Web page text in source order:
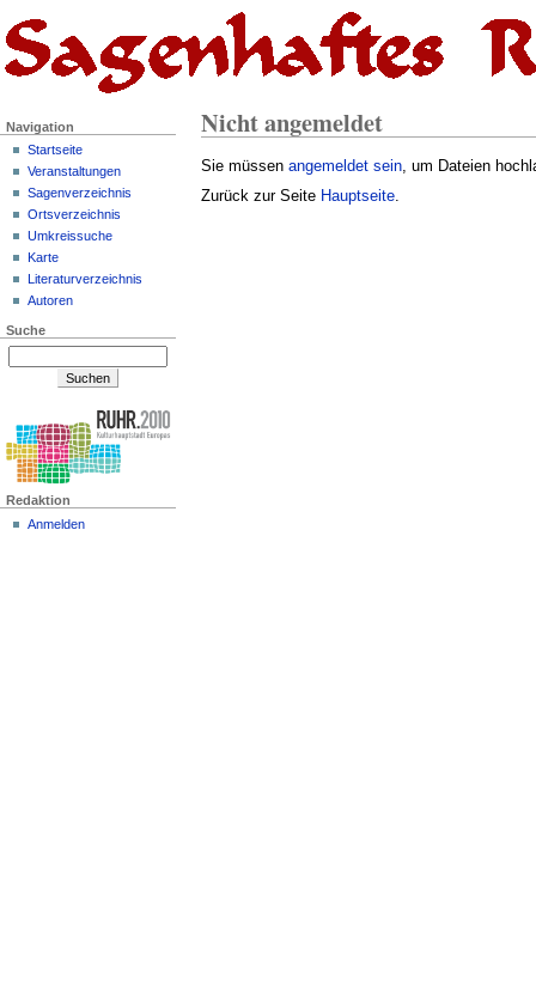
Nicht angemeldet
Sie müssen angemeldet sein, um Dateien
Zurück zur Seite Hauptseite.
Navigation
Startseite
Veranstaltungen
Sagenverzeichnis
Ortsverzeichnis
Umkreissuche
Karte
Literaturverzeichnis
Autoren
Suche
Redaktion
Anmelden